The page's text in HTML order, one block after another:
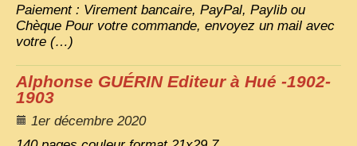
Paiement : Virement bancaire, PayPal, Paylib ou
Chèque Pour votre commande, envoyez un mail avec
votre (…)
Alphonse GUÉRINEditeur à Hué -1902-
1903
1er décembre 2020